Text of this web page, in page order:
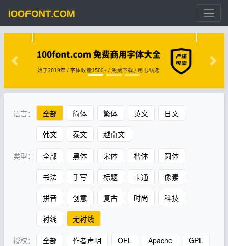
语言： 全部 简体 繁体 英文 日文
韩文 泰文 越南文
类型： 全部 黑体 宋体 楷体 圆体
书法 手写 标题 卡通 像素
拼音 创意 复古 时尚 科技
衬线 无衬线
授权： 全部 作者声明 OFL Apache GPL